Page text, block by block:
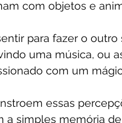
com objetos e
para fazer o
uma música, ou
com um
essas
a simples memória